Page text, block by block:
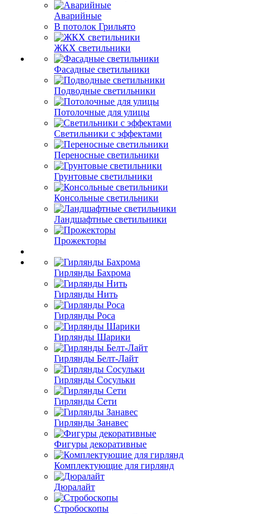
Аварийные
В потолок Грильято
ЖКХ светильники
Фасадные светильники
Подводные светильники
Потолочные для улицы
Светильники с эффектами
Переносные светильники
Грунтовые светильники
Консольные светильники
Ландшафтные светильники
Прожекторы
Гирлянды Бахрома
Гирлянды Нить
Гирлянды Роса
Гирлянды Шарики
Гирлянды Белт-Лайт
Гирлянды Сосульки
Гирлянды Сети
Гирлянды Занавес
Фигуры декоративные
Комплектующие для гирлянд
Дюралайт
Стробоскопы